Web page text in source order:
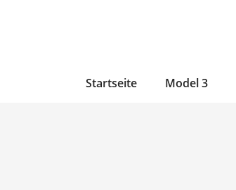
Startseite Model 3